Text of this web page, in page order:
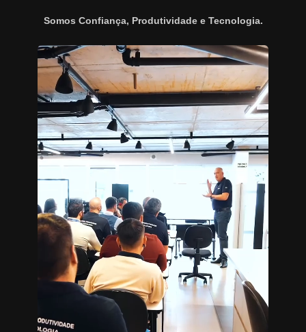
Somos Confiança, Produtividade e Tecnologia.